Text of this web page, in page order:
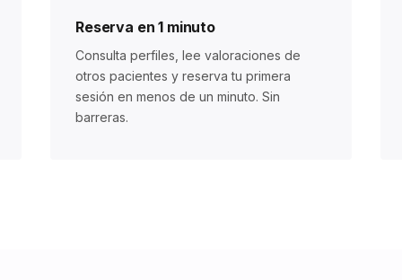
Reserva en 1 minuto
Consulta perfiles, lee valoraciones de
otros pacientes y reserva tu primera
sesión en menos de un minuto. Sin
barreras.